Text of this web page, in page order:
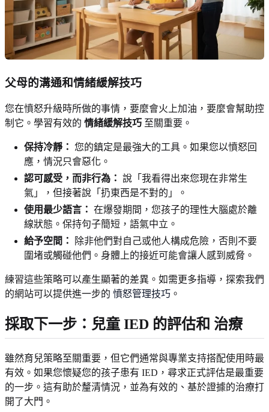
父母的溝通和情緒緩解技巧
您在憤怒升級時所做的事情，要麼會火上加油，要麼會幫助控
制它。學習有效的 情緒緩解技巧 至關重要。
保持冷靜： 您的鎮定是最強大的工具。如果您以憤怒回
應，情況只會惡化。
認可感受，而非行為： 說「我看得出來您現在非常生
氣」，但接著說「扔東西是不對的」。
使用最少語言： 在爆發期間，您孩子的理性大腦處於離
線狀態。保持句子簡短，語氣中立。
給予空間：
除非他們對自己或他人構成危險，否則不要
圍堵或觸碰他們。身體上的接近可能會讓人感到威脅。
練習這些策略可以產生顯著的差異。如需更多指導，探索我們
的網站可以提供進一步的 憤怒管理技巧 。
採取下一步：兒童 IED 的評估和 治療
雖然育兒策略至關重要，但它們通常與專業支持搭配使用時最
有效。如果您懷疑您的孩子患有 IED，尋求正式評估是最重要
的一步。這有助於釐清情況，並為有效的、基於證據的治療打
開了大門。